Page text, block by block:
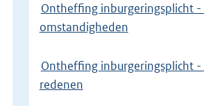
Ontheffing inburgeringsplicht -
omstandigheden
Ontheffing inburgeringsplicht -
redenen